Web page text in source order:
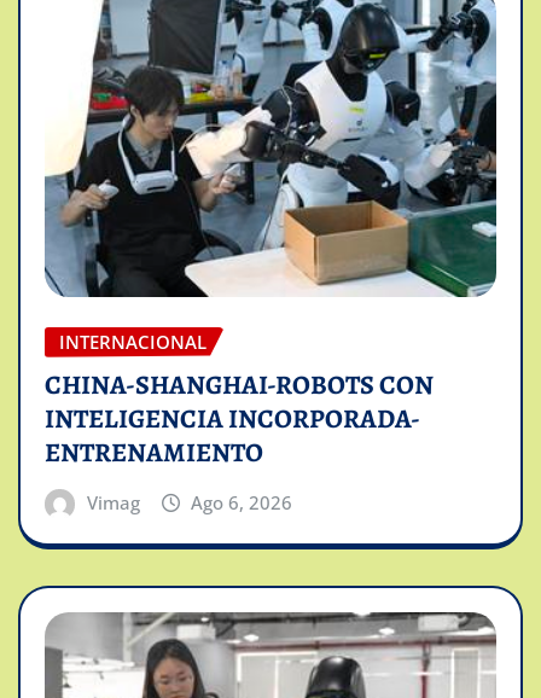
INTERNACIONAL
CHINA-SHANGHAI-ROBOTS CON
INTELIGENCIA INCORPORADA-
ENTRENAMIENTO
Vimag Ago 6, 2026